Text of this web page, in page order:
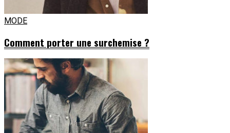
MODE
Comment porter une surchemise ?